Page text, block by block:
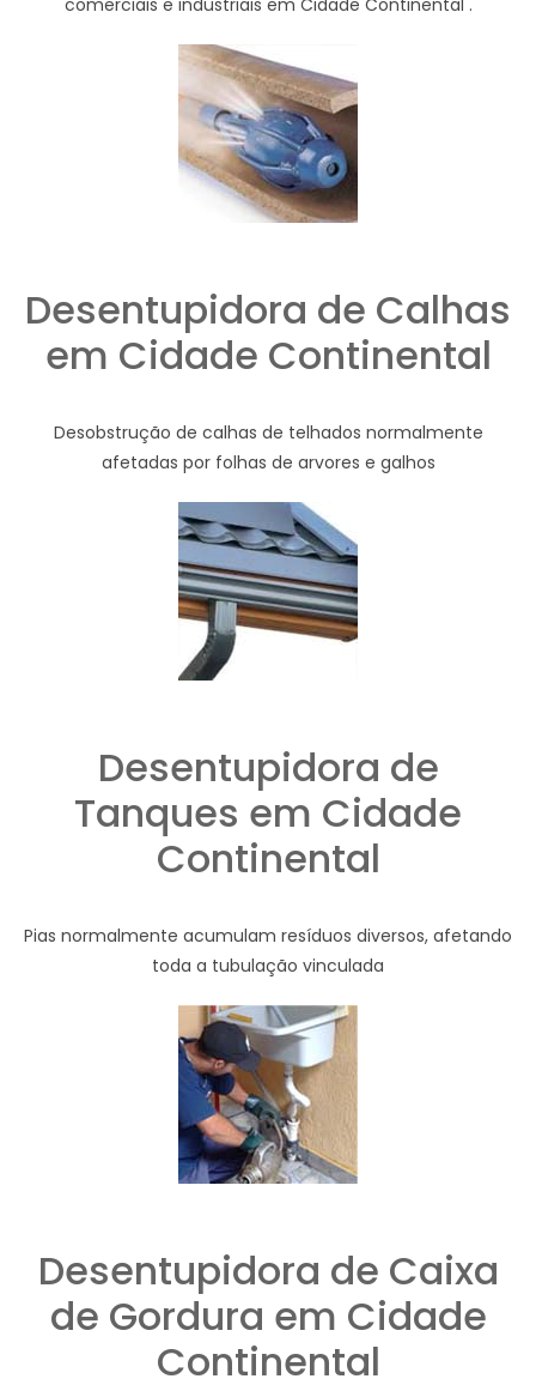
comerciais e industriais em Cidade Continental .
Desentupidora de Calhas
em Cidade Continental
Desobstrução de calhas de telhados normalmente
afetadas por folhas de arvores e galhos
Desentupidora de
Tanques em Cidade
Continental
Pias normalmente acumulam resíduos diversos, afetando
toda a tubulação vinculada
Desentupidora de Caixa
de Gordura em Cidade
Continental